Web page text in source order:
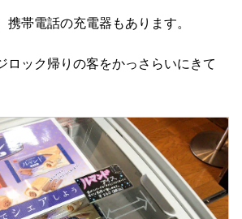
携帯電話の充電器もあります。
ロック帰りの客をかっさらいにきて